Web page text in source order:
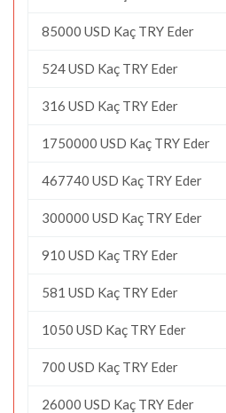
85000 USD Kaç TRY Eder
524 USD Kaç TRY Eder
316 USD Kaç TRY Eder
1750000 USD Kaç TRY Eder
467740 USD Kaç TRY Eder
300000 USD Kaç TRY Eder
910 USD Kaç TRY Eder
581 USD Kaç TRY Eder
1050 USD Kaç TRY Eder
700 USD Kaç TRY Eder
26000 USD Kaç TRY Eder